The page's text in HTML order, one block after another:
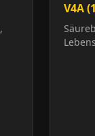
V4A